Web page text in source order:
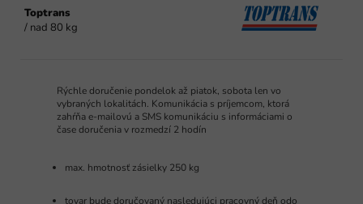
Toptrans
/ nad 80 kg
Rýchle doručenie pondelok až piatok, sobota len vo
vybraných lokalitách. Komunikácia s príjemcom, ktorá
zahŕňa e-mailovú a SMS komunikáciu s informáciami o
čase doručenia v rozmedzí 2 hodín
max. hmotnosť zásielky 250 kg
tovar bude doručovaný nasledujúci pracovný deň odo